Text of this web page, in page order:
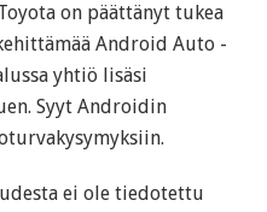
on päättänyt tukea
Android Auto -
yhtiö lisäsi
Syyt Androidin
ei ole tiedotettu